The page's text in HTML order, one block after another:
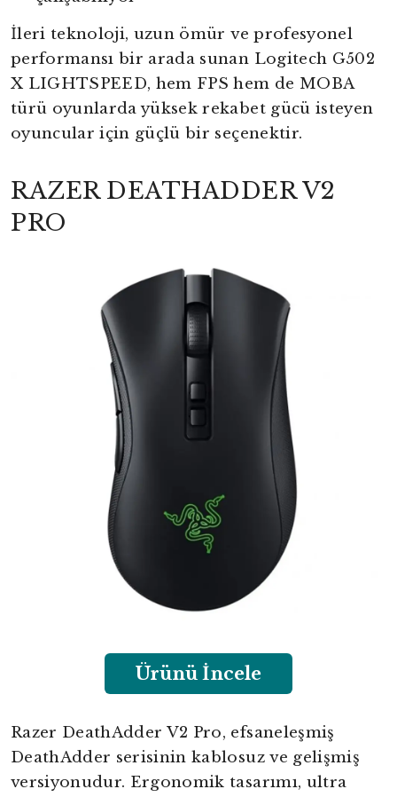
İleri teknoloji, uzun ömür ve profesyonel
performansı bir arada sunan Logitech G502
X LIGHTSPEED, hem FPS hem de MOBA
türü oyunlarda yüksek rekabet gücü isteyen
oyuncular için güçlü bir seçenektir.
RAZER DEATHADDER V2
PRO
Ürünü İncele
Razer DeathAdder V2 Pro, efsaneleşmiş
DeathAdder serisinin kablosuz ve gelişmiş
versiyonudur. Ergonomik tasarımı, ultra